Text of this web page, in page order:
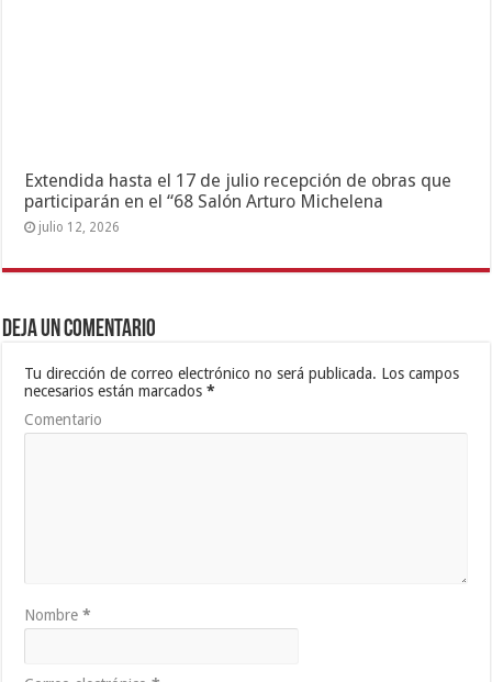
Extendida hasta el 17 de julio recepción de obras que
participarán en el “68 Salón Arturo Michelena
julio 12, 2026
Deja un comentario
Tu dirección de correo electrónico no será publicada. Los campos
necesarios están marcados*
Comentario
Nombre*